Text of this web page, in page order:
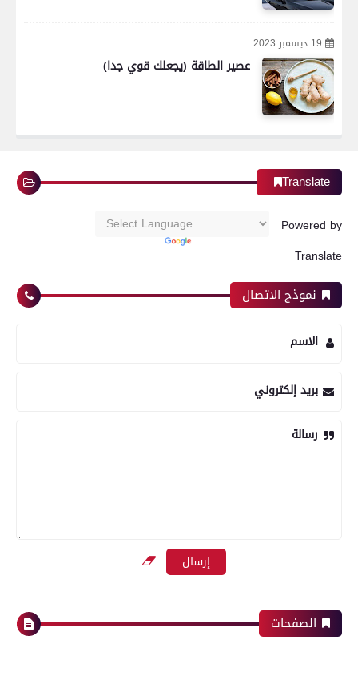
19 ديسمبر 2023
عصير الطاقة (يجعلك قوي جدا)
Translate
Powered by
Translate
نموذج الاتصال
الاسم
بريد إلكتروني
رسالة
الصفحات